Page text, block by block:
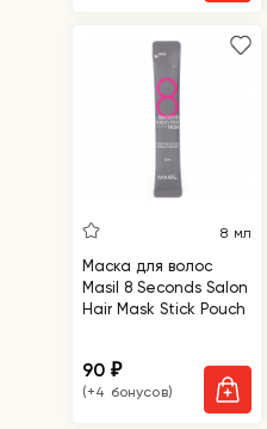
8 мл
Маска для волос
Masil 8 Seconds Salon
Hair Mask Stick Pouch
90₽
(+4 бонусов)